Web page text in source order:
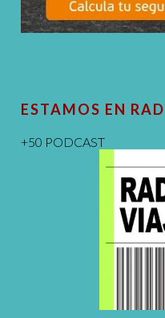
ESTAMOS EN
+50 PODCAST